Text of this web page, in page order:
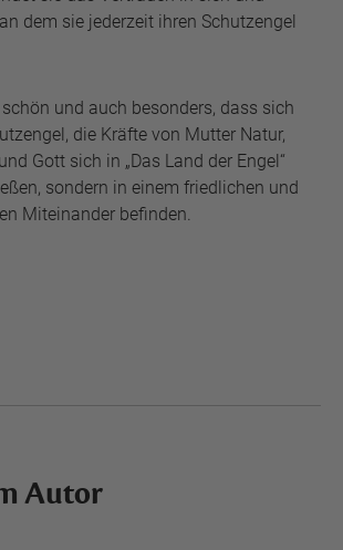
dem sie jederzeit ihren Schutzengel
und auch besonders, dass sich
die Kräfte von Mutter Natur,
Gott sich in „Das Land der Engel“
sondern in einem friedlichen und
Miteinander befinden.
Autor